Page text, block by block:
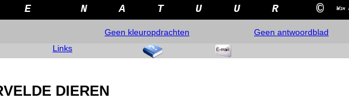
E N A T U U R ©
Geen kleuropdrachten
Geen antwoordblad
Links
DIEREN